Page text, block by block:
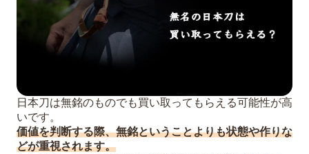
日本刀は無銘のものでも買い取ってもらえる可能性が高
いです。
価値を判断する際、無銘ということよりも状態や作りな
どが重視されます。